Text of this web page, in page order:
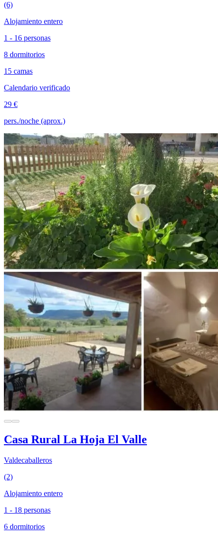
(6)
Alojamiento entero
1 - 16 personas
8 dormitorios
15 camas
Calendario verificado
29 €
pers./noche (aprox.)
Casa Rural La Hoja El Valle
Valdecaballeros
(2)
Alojamiento entero
1 - 18 personas
6 dormitorios